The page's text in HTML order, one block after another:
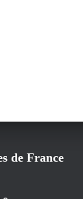
de France